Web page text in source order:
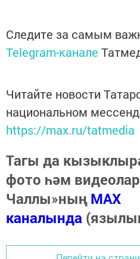
Следите за самым
Telegram-канале
Читайте новости
национальном
https://max.ru/tatmedia
Тагы да
фото һәм
Чаллы»ныңMAX
каналында